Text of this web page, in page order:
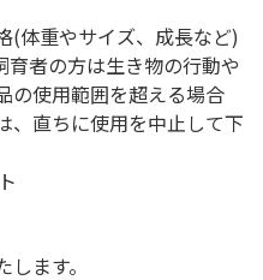
(体重やサイズ、成長など)
育者の方は生き物の行動や
の使用範囲を超える場合
、直ちに使用を中止して下
ます。